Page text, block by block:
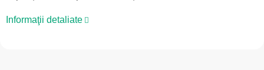
Informaţii detaliate